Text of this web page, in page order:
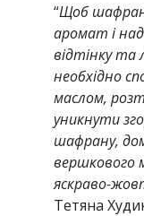
“Щоб шафран
аромат і
відтінку та
необхідно
маслом,
уникнути
шафрану,
вершкового
яскраво-
Тетяна